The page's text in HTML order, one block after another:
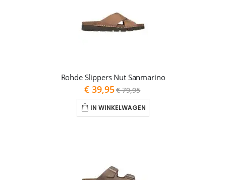
Rohde Slippers Nut Sanmarino
As
low
as
€ 39,95€ 79,95
IN WINKELWAGEN